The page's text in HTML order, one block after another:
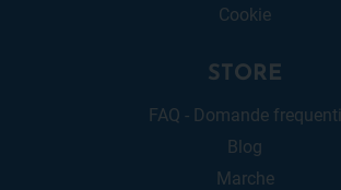
Cookie
STORE
FAQ - Domande frequenti
Blog
Marche